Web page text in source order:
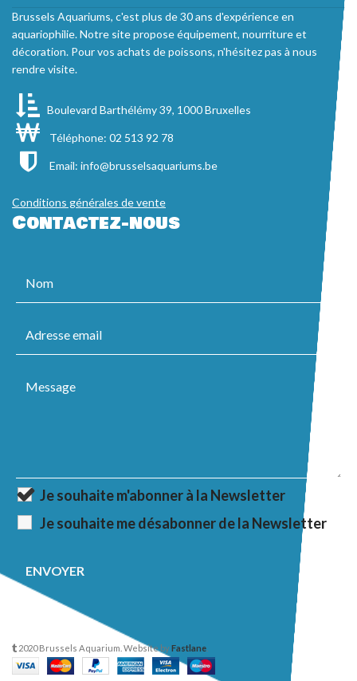
Brussels Aquariums, c'est plus de 30 ans d'expérience en
aquariophilie. Notre site propose équipement, nourriture et
décoration. Pour vos achats de poissons, n'hésitez pas à nous
rendre visite.
Boulevard Barthélémy 39, 1000 Bruxelles
Téléphone: 02 513 92 78
Email: info@brusselsaquariums.be
Conditions générales de vente
Contactez-nous
Je souhaite m'abonner à la Newsletter
Je souhaite me désabonner de la Newsletter
2020 Brussels Aquarium. Website byFastlane